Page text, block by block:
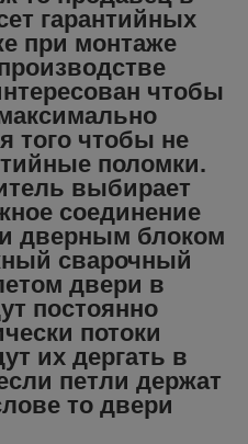
гарантийных
при монтаже
чтобы
того чтобы не
поломки.
выбирает
соединение
дверным блоком
сварочный
двери в
постоянно
потоки
их дергать в
петли держат
то двери